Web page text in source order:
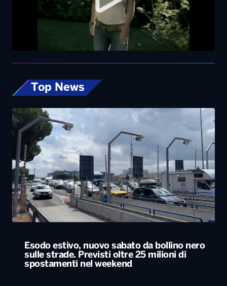
Top News
Esodo estivo, nuovo sabato da bollino nero
sulle strade. Previsti oltre 25 milioni di
spostamenti nel weekend